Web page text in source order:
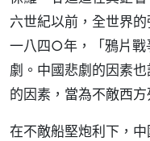
六世紀以前，全世界
一八四○年，「鴉片戰
劇。中國悲劇的因素
的因素，當為不敵西
在不敵船堅炮利下，